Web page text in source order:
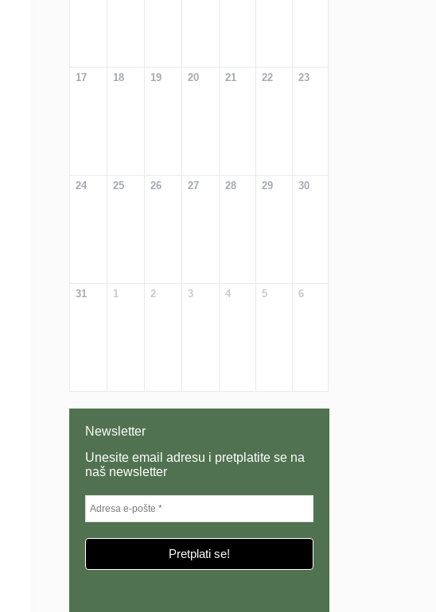
17 18 19 20 21 22 23
24 25 26 27 28 29 30
31 1 2 3 4 5 6
Newsletter
Unesite email adresu i pretplatite se na
naš newsletter